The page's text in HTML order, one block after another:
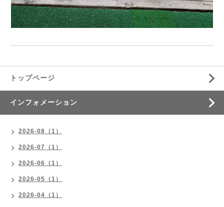
トップページ
インフォメーション
2026-08（1）
2026-07（1）
2026-06（1）
2026-05（1）
2026-04（1）